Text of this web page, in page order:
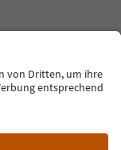
Privacy Policy
Cookie Policy